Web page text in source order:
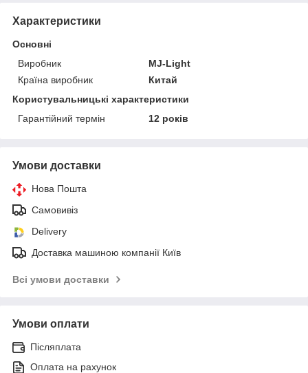
Характеристики
Основні
Виробник
MJ-Light
Країна виробник
Китай
Користувальницькі характеристики
Гарантійний термін
12 років
Умови доставки
Нова Пошта
Самовивіз
Delivery
Доставка машиною компанії Київ
Всі умови доставки
Умови оплати
Післяплата
Оплата на рахунок